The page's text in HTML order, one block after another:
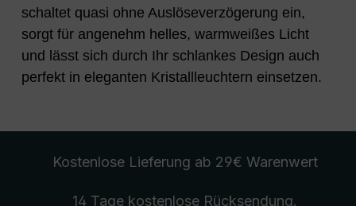
schaltet quasi ohne Auslöseverzögerung ein,
sorgt für angenehm helles, warmweißes Licht
und lässt sich durch Ihr schlankes Design auch
perfekt in eleganten Kristallleuchtern einsetzen.
Kostenlose Lieferung ab 29€ Warenwert
14 Tage kostenlose Rücksendung.